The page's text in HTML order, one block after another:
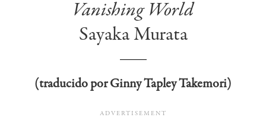
Vanishing World
Sayaka Murata
(traducido por Ginny Tapley Takemori)